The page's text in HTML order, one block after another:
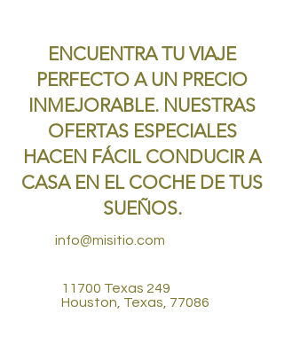
ENCUENTRA TU VIAJE
PERFECTO A UN PRECIO
INMEJORABLE. NUESTRAS
OFERTAS ESPECIALES
HACEN FÁCIL CONDUCIR A
CASA EN EL COCHE DE TUS
SUEÑOS.
info@misitio.com
11700 Texas 249
Houston, Texas, 77086